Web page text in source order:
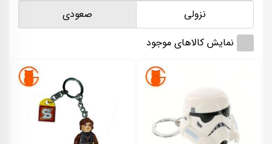
نزولی
صعودی
نمایش کالاهای موجود